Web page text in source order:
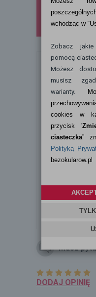
dziśEyeLove
Masz
DODAJ OPINIĘ